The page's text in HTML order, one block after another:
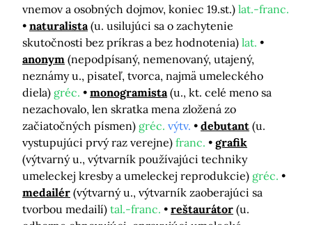
vnemov a osobných dojmov, koniec 19.st.) lat.-franc.
naturalista (u. usilujúci sa o zachytenie
skutočnosti bez príkras a bez hodnotenia) lat.
anonym (nepodpísaný, nemenovaný, utajený,
neznámy u., pisateľ, tvorca, najmä umeleckého
diela) gréc. monogramista (u., kt. celé meno sa
nezachovalo, len skratka mena zložená zo
začiatočných písmen) gréc. výtv. debutant (u.
vystupujúci prvý raz verejne) franc.
grafik
(výtvarný u., výtvarník používajúci techniky
umeleckej kresby a umeleckej reprodukcie) gréc.
medailér (výtvarný u., výtvarník zaoberajúci sa
tvorbou medailí) tal.-franc. reštaurátor (u.